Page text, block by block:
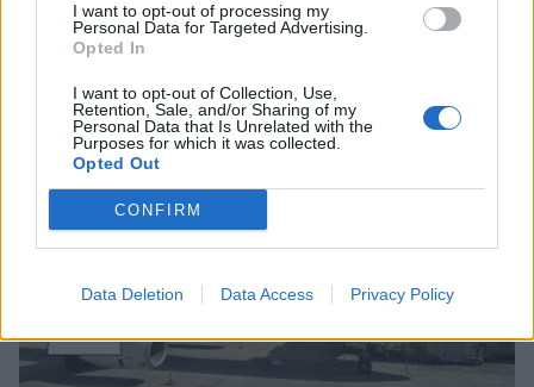
I want to opt-out of processing my
Personal Data for Targeted Advertising.
Opted In
I want to opt-out of Collection, Use,
Retention, Sale, and/or Sharing of my
Personal Data that Is Unrelated with the
Purposes for which it was collected.
Opted Out
CONFIRM
Data Deletion Data Access Privacy Policy
Leskeneläke ei kuulu kaikille –
Kela muistuttaa tärkeästä
ikärajasta
2